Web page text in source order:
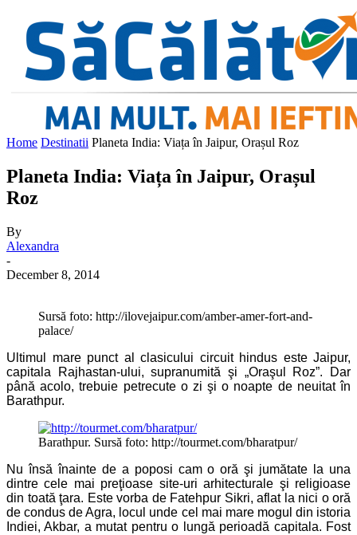
Home Destinatii Planeta India: Viața în Jaipur, Orașul Roz
Planeta India: Viața în Jaipur, Orașul
Roz
By
Alexandra
-
December 8, 2014
Sursă foto: http://ilovejaipur.com/amber-amer-fort-and-
palace/
Ultimul mare punct al clasicului circuit hindus este Jaipur,
capitala Rajhastan-ului, supranumită şi „Oraşul Roz”. Dar
până acolo, trebuie petrecute o zi şi o noapte de neuitat în
Barathpur.
Barathpur. Sursă foto: http://tourmet.com/bharatpur/
Nu însă înainte de a poposi cam o oră şi jumătate la una
dintre cele mai preţioase site-uri arhitecturale şi religioase
din toată ţara. Este vorba de Fatehpur Sikri, aflat la nici o oră
de condus de Agra, locul unde cel mai mare mogul din istoria
Indiei, Akbar, a mutat pentru o lungă perioadă capitala. Fost